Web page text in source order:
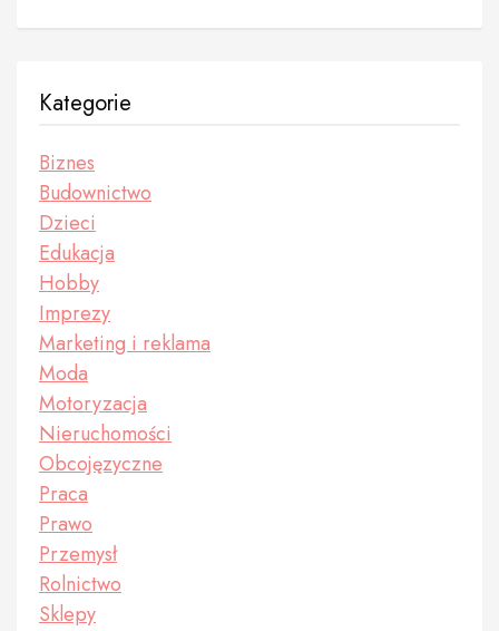
Kategorie
Biznes
Budownictwo
Dzieci
Edukacja
Hobby
Imprezy
Marketing i reklama
Moda
Motoryzacja
Nieruchomości
Obcojęzyczne
Praca
Prawo
Przemysł
Rolnictwo
Sklepy